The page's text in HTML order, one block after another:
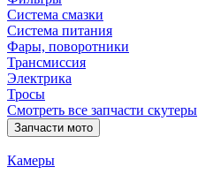
Система смазки
Система питания
Фары, поворотники
Трансмиссия
Электрика
Тросы
Смотреть все запчасти скутеры
Запчасти мото
Камеры